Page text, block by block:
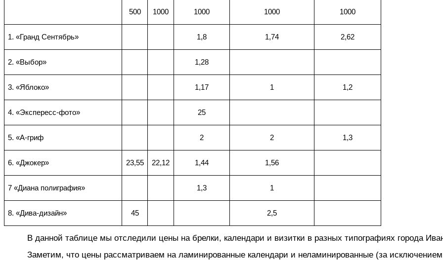
500 1000 1000 1000 1000
1. «Гранд Сентябрь» 1,8 1,74 2,62
2. «Выбор» 1,28
3. «Яблоко» 1,17 1 1,2
4. «Экспересс-фото» 25
5. «А-гриф 2 2 1,3
6. «Джокер» 23,55 22,12 1,44 1,56
7 «Диана полиграфия» 1,3 1
8. «Дива-дизайн» 45 2,5
В данной таблице мы отследили цены на брелки, календари и визитки в разных типографиях города
Заметим, что цены рассматриваем на ламинированные календари и неламинированные (за